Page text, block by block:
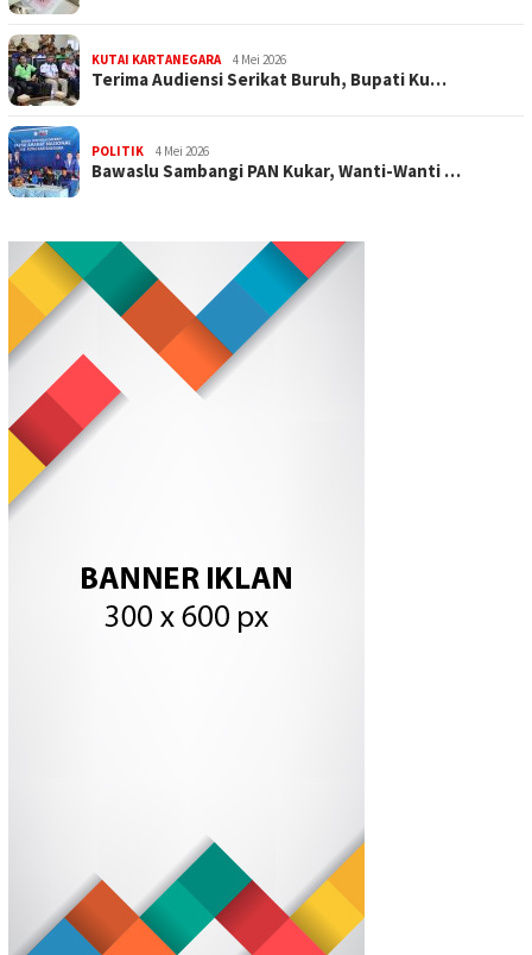
KUTAI KARTANEGARA 4 Mei 2026
Terima Audiensi Serikat Buruh, Bupati Ku…
POLITIK 4 Mei 2026
Bawaslu Sambangi PAN Kukar, Wanti-Wanti …